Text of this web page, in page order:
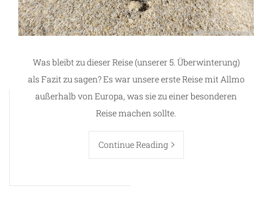
Was bleibt zu dieser Reise (unserer 5. Überwinterung)
als Fazit zu sagen? Es war unsere erste Reise mit Allmo
außerhalb von Europa, was sie zu einer besonderen
Reise machen sollte.
Continue Reading